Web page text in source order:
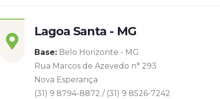
Lagoa Santa - MG
Base: Belo Horizonte - MG
Rua Marcos de Azevedo n° 293
Nova Esperança
(31) 9 8794-8872 / (31) 9 8526-7242